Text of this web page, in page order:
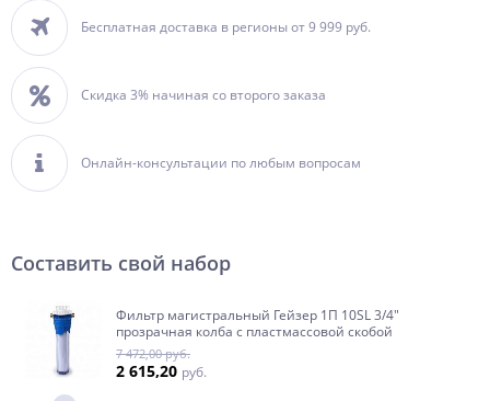
Бесплатная доставка в регионы от 9 999 руб.
Скидка 3% начиная со второго заказа
Онлайн-консультации по любым вопросам
Составить свой набор
Фильтр магистральный Гейзер 1П 10SL 3/4"
прозрачная колба с пластмассовой скобой
7 472,00 руб.
2 615,20 руб.